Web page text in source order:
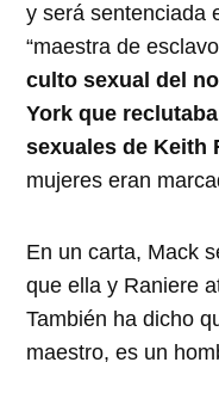
y será sentenciada
“maestra de
culto sexual del
York que
sexuales de Keith
mujeres eran
En un carta, Mack
que ella y Raniere
También ha dicho
maestro, es un